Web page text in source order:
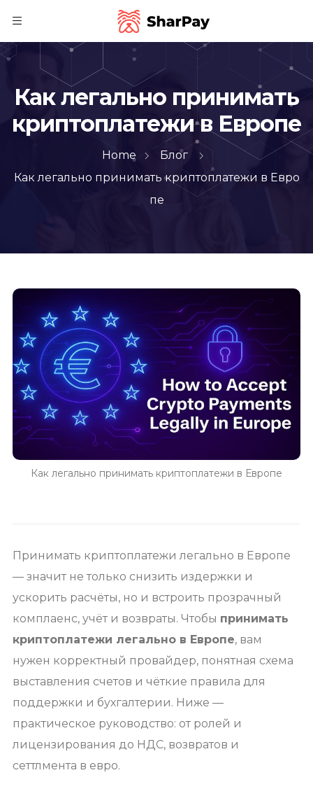
Как легально принимать
криптоплатежи в Европе
Home
Блог
Как легально принимать криптоплатежи в Евро
пе
Как легально принимать криптоплатежи в Европе
Принимать криптоплатежи легально в Европе
— значит не только снизить издержки и
ускорить расчёты, но и встроить прозрачный
комплаенс, учёт и возвраты. Чтобы принимать
криптоплатежи легально в Европе, вам
нужен корректный провайдер, понятная схема
выставления счетов и чёткие правила для
поддержки и бухгалтерии. Ниже —
практическое руководство: от ролей и
лицензирования до НДС, возвратов и
сеттлмента в евро.